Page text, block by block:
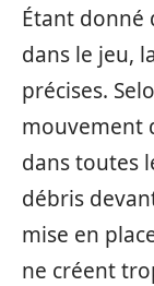
Étant donné
dans le jeu,
précises.
mouvement
dans toutes
débris
mise en
ne créent